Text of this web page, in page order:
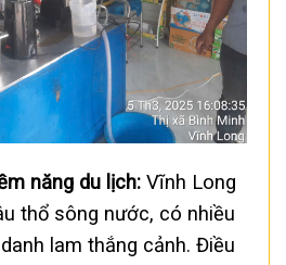
năng du lịch: Vĩnh Long
thổ sông nước, có nhiều
lam thắng cảnh. Điều